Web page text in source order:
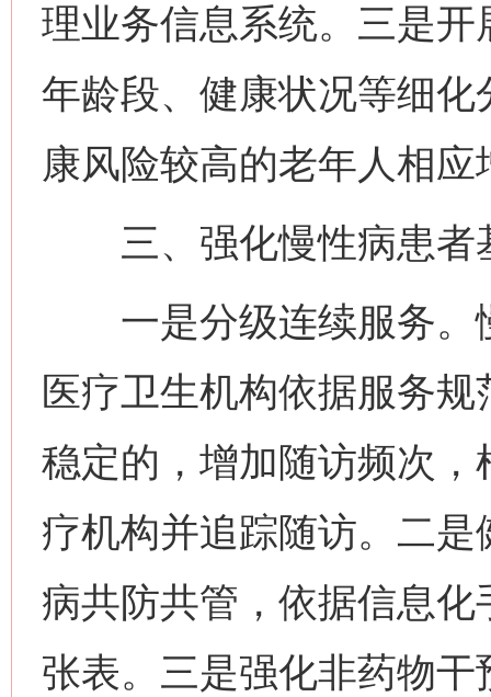
理业务信息系统。三是
年龄段、健康状况等细
康风险较高的老年人相
三、强化慢性病患者
一是分级连续服务。
医疗卫生机构依据服务
稳定的，增加随访频次
疗机构并追踪随访。二
病共防共管，依据信息
张表。三是强化非药物